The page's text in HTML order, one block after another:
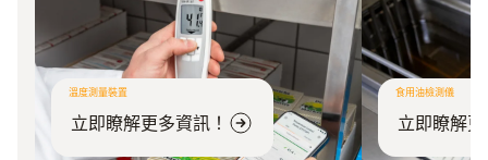
溫度測量裝置
立即瞭解更多資訊！
食用油檢測儀
立即瞭解